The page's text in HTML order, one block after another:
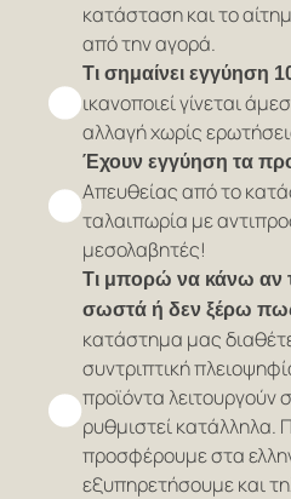
κατάσταση και το
από την αγορά.
Τι σημαίνει εγγύηση
ικανοποιεί γίνεται
αλλαγή χωρίς
Έχουν εγγύηση τα
Απευθείας από το
ταλαιπωρία με
μεσολαβητές!
Τι μπορώ να κάνω αν
σωστά ή δεν ξέρω
κατάστημα μας
συντριπτική
προϊόντα
ρυθμιστεί κατάλληλα.
προσφέρουμε στα
εξυπηρετήσουμε και